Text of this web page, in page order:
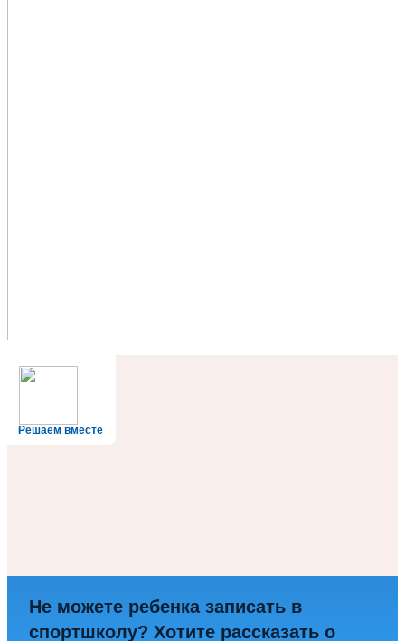
Решаем вместе
Не можете ребенка записать в
спортшколу? Хотите рассказать о